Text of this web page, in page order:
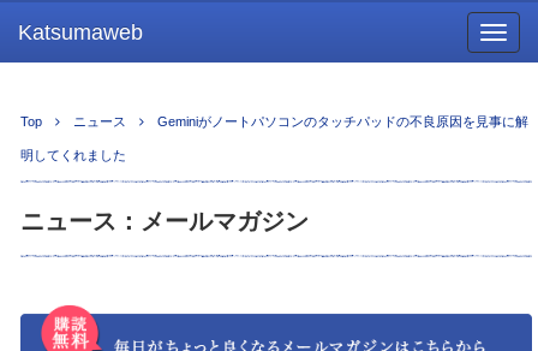
Katsumaweb
Top ニュース Geminiがノートパソコンのタッチパッドの不良原因を見事に解
明してくれました
ニュース：メールマガジン